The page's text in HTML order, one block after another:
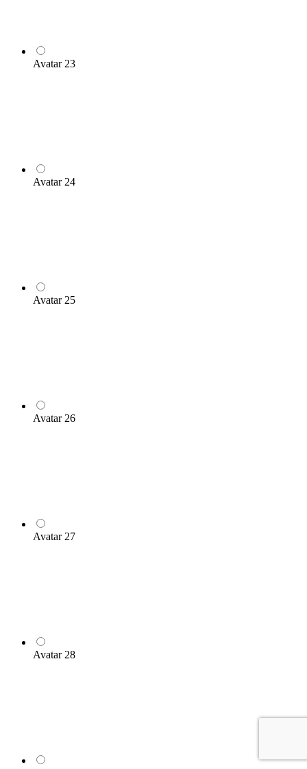
Avatar 23
Avatar 24
Avatar 25
Avatar 26
Avatar 27
Avatar 28